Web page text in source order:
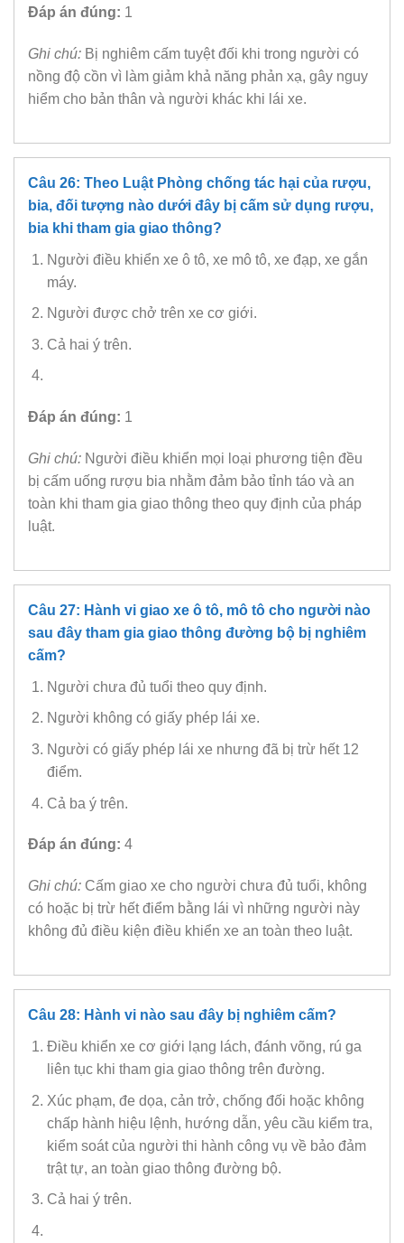
Đáp án đúng: 1
Ghi chú: Bị nghiêm cấm tuyệt đối khi trong người có
nồng độ cồn vì làm giảm khả năng phản xạ, gây nguy
hiểm cho bản thân và người khác khi lái xe.
Câu 26: Theo Luật Phòng chống tác hại của rượu,
bia, đối tượng nào dưới đây bị cấm sử dụng rượu,
bia khi tham gia giao thông?
Người điều khiển xe ô tô, xe mô tô, xe đạp, xe gắn
máy.
Người được chở trên xe cơ giới.
Cả hai ý trên.
Đáp án đúng: 1
Ghi chú: Người điều khiển mọi loại phương tiện đều
bị cấm uống rượu bia nhằm đảm bảo tỉnh táo và an
toàn khi tham gia giao thông theo quy định của pháp
luật.
Câu 27: Hành vi giao xe ô tô, mô tô cho người nào
sau đây tham gia giao thông đường bộ bị nghiêm
cấm?
Người chưa đủ tuổi theo quy định.
Người không có giấy phép lái xe.
Người có giấy phép lái xe nhưng đã bị trừ hết 12
điểm.
Cả ba ý trên.
Đáp án đúng: 4
Ghi chú: Cấm giao xe cho người chưa đủ tuổi, không
có hoặc bị trừ hết điểm bằng lái vì những người này
không đủ điều kiện điều khiển xe an toàn theo luật.
Câu 28: Hành vi nào sau đây bị nghiêm cấm?
Điều khiển xe cơ giới lạng lách, đánh võng, rú ga
liên tục khi tham gia giao thông trên đường.
Xúc phạm, đe dọa, cản trở, chống đối hoặc không
chấp hành hiệu lệnh, hướng dẫn, yêu cầu kiểm tra,
kiểm soát của người thi hành công vụ về bảo đảm
trật tự, an toàn giao thông đường bộ.
Cả hai ý trên.